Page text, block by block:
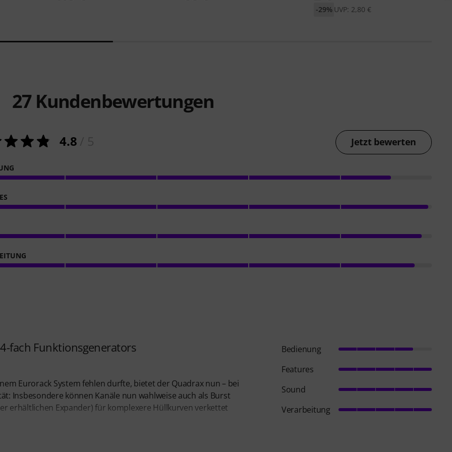
UVP: 2,80 €
-29%
27Kundenbewertungen
4.8 Jetzt bewerten
fach Funktionsgenerators
Eurorack System fehlen durfte, bietet der Quadrax nun – bei
Insbesondere können Kanäle nun wahlweise auch als Burst
erhältlichen Expander) für komplexere Hüllkurven verkettet
Bedienung
Features
Sound
Verarbeitung